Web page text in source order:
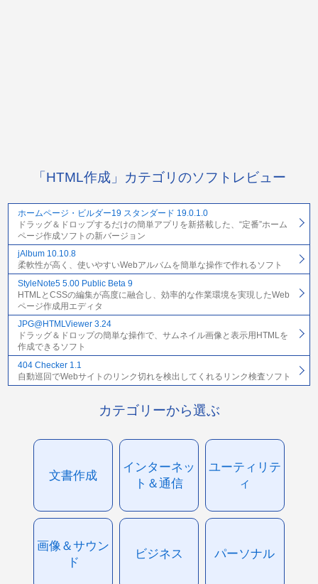
「HTML作成」カテゴリのソフトレビュー
ホームページ・ビルダー19 スタンダード 19.0.1.0
ドラッグ＆ドロップするだけの簡単アプリを新搭載した、“定番”ホーム
ページ作成ソフトの新バージョン
jAlbum 10.10.8
柔軟性が高く、使いやすいWebアルバムを簡単な操作で作れるソフト
StyleNote5 5.00 Public Beta 9
HTMLとCSSの編集が高度に融合し、効率的な作業環境を実現したWeb
ページ作成用エディタ
JPG@HTMLViewer 3.24
ドラッグ＆ドロップの簡単な操作で、サムネイル画像と表示用HTMLを
作成できるソフト
404 Checker 1.1
自動巡回でWebサイトのリンク切れを検出してくれるリンク検査ソフト
カテゴリーから選ぶ
文書作成
インターネッ
ト＆通信
ユーティリテ
ィ
画像＆サウン
ド
ビジネス パーソナル